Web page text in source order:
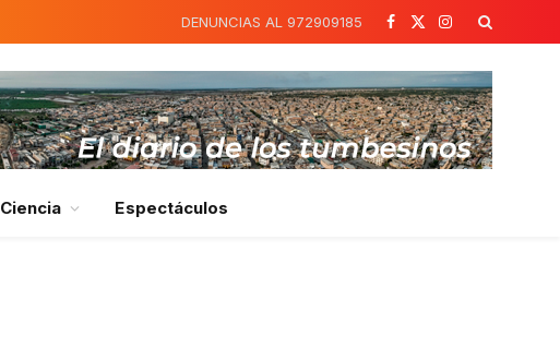
DENUNCIAS AL 972909185
Facebook
X
Instagram
Ciencia Espectáculos